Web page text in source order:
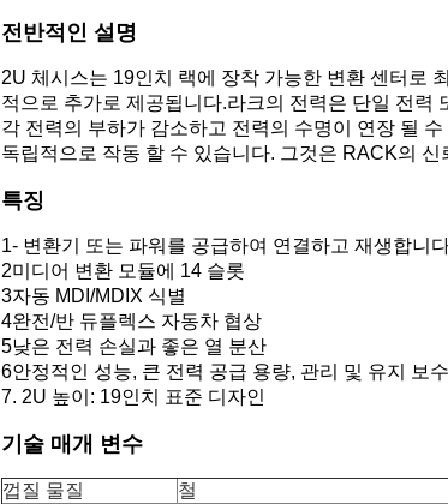
전반적인 설명
2U 체시스는 19인치 랙에 장착 가능한 변환 센터로
적으로 추가로 제공됩니다.라크의 전력은 단일 전력
각 전력의 부하가 감소하고 전력의 수명이 연장 될
독립적으로 작동 할 수 있습니다. 그것은 RACK의
특징
1- 변환기 또는 파워를 공급하여 연결하고 재생합니
2미디어 변환 모듈에 14 슬롯
3자동 MDI/MDIX 식별
4완전/반 듀플렉스 자동차 협상
5낮은 전력 손실과 좋은 열 분산
6안정적인 성능, 큰 전력 공급 용량, 관리 및 유지 보
7. 2U 높이: 19인치 표준 디자인
기술 매개 변수
껍질 물질
철